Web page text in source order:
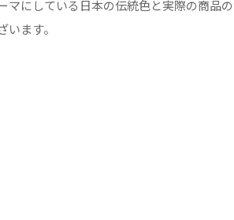
マにしている日本の伝統色と実際の商品
ます。